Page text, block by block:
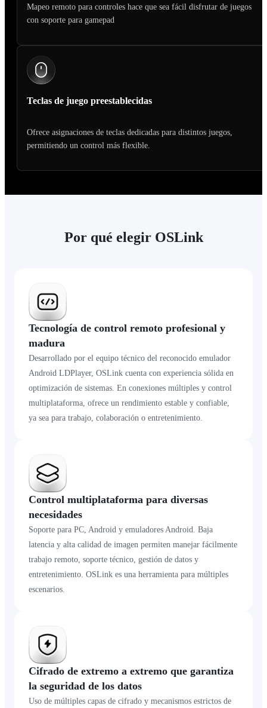
Mapeo remoto para controles hace que sea fácil disfrutar de juegos
con soporte para gamepad
Teclas de juego preestablecidas
Ofrece asignaciones de teclas dedicadas para distintos juegos,
permitiendo un control más flexible.
Por qué elegir OSLink
Tecnología de control remoto profesional y
madura
Desarrollado por el equipo técnico del reconocido emulador
Android LDPlayer, OSLink cuenta con experiencia sólida en
optimización de sistemas. En conexiones múltiples y control
multiplataforma, ofrece un rendimiento estable y confiable,
ya sea para trabajo, colaboración o entretenimiento.
Control multiplataforma para diversas
necesidades
Soporte para PC, Android y emuladores Android. Baja
latencia y alta calidad de imagen permiten manejar fácilmente
trabajo remoto, soporte técnico, gestión de datos y
entretenimiento. OSLink es una herramienta para múltiples
escenarios.
Cifrado de extremo a extremo que garantiza
la seguridad de los datos
Uso de múltiples capas de cifrado y mecanismos estrictos de